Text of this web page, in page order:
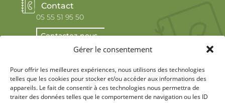
Gérer le consentement
Pour offrir les meilleures expériences, nous utilisons des technologies
telles que les cookies pour stocker et/ou accéder aux informations des
appareils. Le fait de consentir à ces technologies nous permettra de
traiter des données telles que le comportement de navigation ou les ID
Contact
05 55 51 95 50
Contactez-nous